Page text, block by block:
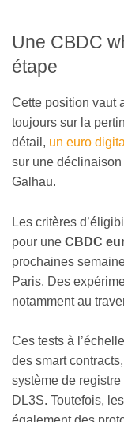
Une CBDC
étape
Cette position vaut
toujours sur la
détail, un euro digital
sur une
Galhau.
Les critères
pour une CBDC
prochaines
Paris. Des
notamment au
Ces tests à
des smart
système de
DL3S. Toutefois,